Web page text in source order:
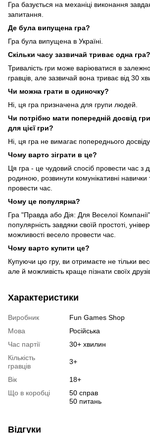
Гра базується на механіці виконання
запитання.
Де була випущена гра?
Гра була випущена в Україні.
Скільки часу зазвичай триває одна гра?
Тривалість гри може варіюватися в
гравців, але зазвичай вона триває від 30
Чи можна грати в одиночку?
Ні, ця гра призначена для групи людей.
Чи потрібно мати попередній досвід гри
для цієї гри?
Ні, ця гра не вимагає попереднього досвіду.
Чому варто зіграти в це?
Ця гра - це чудовий спосіб провести час з
родиною, розвинути комунікативні
провести час.
Чому це популярна?
Гра "Правда або Дія: Для Веселої
популярність завдяки своїй простоті,
можливості весело провести час.
Чому варто купити це?
Купуючи цю гру, ви отримаєте не тільки
але й можливість краще пізнати своїх
Характеристики
Виробник
Fun Games Shop
Мова
Російська
Час партії
30+ хвилин
Кількість
гравців
3+
Вік
18+
Що в коробці
50 справ
50 питань
Відгуки